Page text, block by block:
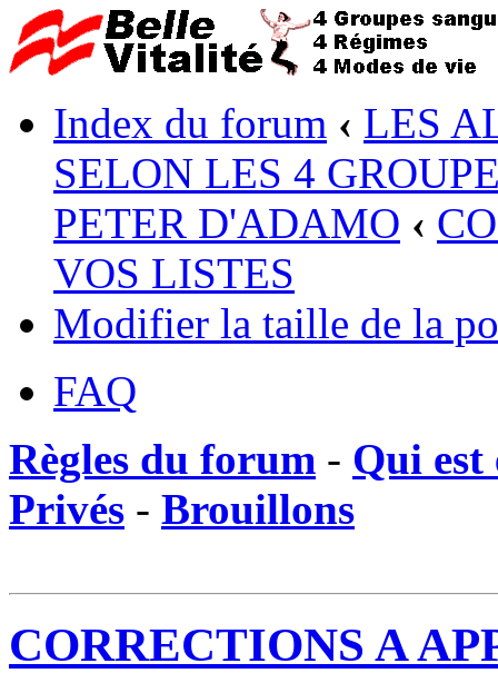
Index du forum ‹ LES
SELON LES 4
PETER D'ADAMO ‹
VOS LISTES
Modifier la taille de la
FAQ
Règles du forum - Qui est
Privés - Brouillons
CORRECTIONS A